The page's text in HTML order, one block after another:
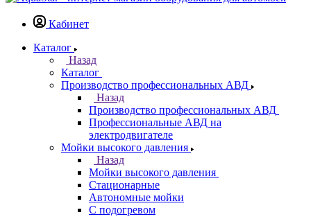
Кабинет
Каталог
Назад
Каталог
Производство профессиональных АВД
Назад
Производство профессиональных АВД
Профессиональные АВД на
электродвигателе
Мойки высокого давления
Назад
Мойки высокого давления
Стационарные
Автономные мойки
С подогревом